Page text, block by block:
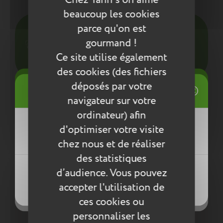
beaucoup les cookies
parce qu'on est
gourmand !
Ce site utilise également
des cookies (des fichiers
déposés par votre
navigateur sur votre
ordinateur) afin
d'optimiser votre visite
chez nous et de réaliser
des statistiques
d’audience. Vous pouvez
accepter l'utilisation de
ces cookies ou
personnaliser les
Entretien
Pour l’entretien de nos produits, nous vous
conseillons d’utiliser un chiffon humide ou une
éponge légèrement humidifiée à l'eau
savonneuse. N’utilisez pas de produits agressifs
qui risqueraient de détériorer le produit.
Compléter la collection
Rupture de stock
Mes listes d'envies
Créer une nouvelle liste
((title))
((cancelText))
((createText))
Connexion
Vous devez être connecté pour ajouter
des produits à votre liste d'envies.
((cancelText))
((loginText))